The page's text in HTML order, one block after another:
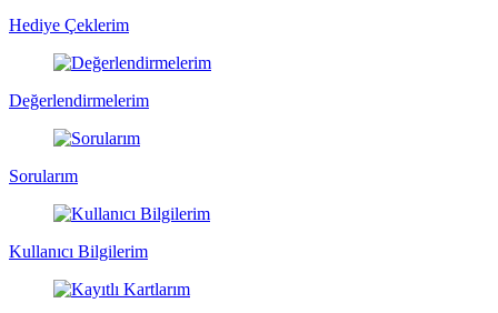
Hediye Çeklerim
Değerlendirmelerim
Sorularım
Kullanıcı Bilgilerim